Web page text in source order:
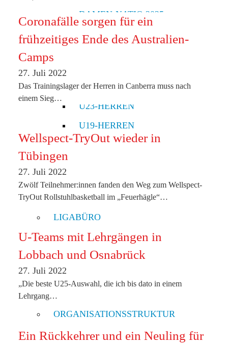
DAMEN-NATIO 2025
U25-DAMEN
HERREN-NATIO 2025
U23-HERREN
U19-HERREN
PARALYMPICS PARIS
UNSER SPORT
UNSERE VISION UND MISSION
LIGABÜRO
MEDIEN | KOMMUNIKATION
SCHIEDSRICHTER:INNEN
KLASSIFIZIERUNG
ORGANISATIONSSTRUKTUR
KONTAKT
Coronafälle sorgen für ein
frühzeitiges Ende des Australien-
Camps
27. Juli 2022
Das Trainingslager der Herren in Canberra muss nach
einem Sieg…
Wellspect-TryOut wieder in
Tübingen
27. Juli 2022
Zwölf Teilnehmer:innen fanden den Weg zum Wellspect-
TryOut Rollstuhlbasketball im „Feuerhägle“…
U-Teams mit Lehrgängen in
Lobbach und Osnabrück
27. Juli 2022
„Die beste U25-Auswahl, die ich bis dato in einem
Lehrgang…
Ein Rückkehrer und ein Neuling für